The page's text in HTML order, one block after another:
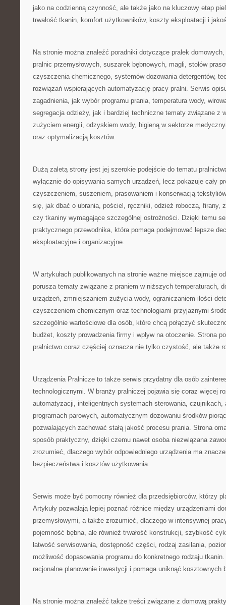
jako na codzienną czynność, ale także jako na kluczowy etap
trwałość tkanin, komfort użytkowników, koszty eksploatacji i
Na stronie można znaleźć poradniki dotyczące pralek domowych,
pralnic przemysłowych, suszarek bębnowych, magli, stołów
czyszczenia chemicznego, systemów dozowania detergentów,
rozwiązań wspierających automatyzację pracy pralni. Serwis
zagadnienia, jak wybór programu prania, temperatura wody,
segregacja odzieży, jak i bardziej techniczne tematy związane z
zużyciem energii, odzyskiem wody, higieną w sektorze
oraz optymalizacją kosztów.
Dużą zaletą strony jest jej szerokie podejście do tematu
wyłącznie do opisywania samych urządzeń, lecz pokazuje cały
czyszczeniem, suszeniem, prasowaniem i konserwacją
się, jak dbać o ubrania, pościel, ręczniki, odzież roboczą, firany,
czy tkaniny wymagające szczególnej ostrożności. Dzięki temu
praktycznego przewodnika, która pomaga podejmować lepsze
eksploatacyjne i organizacyjne.
W artykułach publikowanych na stronie ważne miejsce zajmuje
porusza tematy związane z praniem w niższych temperaturach,
urządzeń, zmniejszaniem zużycia wody, ograniczaniem ilości
czyszczeniem chemicznym oraz technologiami przyjaznymi
szczególnie wartościowe dla osób, które chcą połączyć
budżet, koszty prowadzenia firmy i wpływ na otoczenie. Strona
pralnictwo coraz częściej oznacza nie tylko czystość, ale także
Urządzenia Pralnicze to także serwis przydatny dla osób
technologicznymi. W branży pralniczej pojawia się coraz więcej
automatyzacji, inteligentnych systemach sterowania, czujnikach,
programach parowych, automatycznym dozowaniu środków
pozwalających zachować stałą jakość procesu prania. Strona
sposób praktyczny, dzięki czemu nawet osoba niezwiązana
zrozumieć, dlaczego wybór odpowiedniego urządzenia ma
bezpieczeństwa i kosztów użytkowania.
Serwis może być pomocny również dla przedsiębiorców, którzy
Artykuły pozwalają lepiej poznać różnice między urządzeniami
przemysłowymi, a także zrozumieć, dlaczego w intensywnej
pojemność bębna, ale również trwałość konstrukcji, szybkość
łatwość serwisowania, dostępność części, rodzaj zasilania,
możliwość dopasowania programu do konkretnego rodzaju tkanin.
racjonalne planowanie inwestycji i pomaga uniknąć kosztownych
Na stronie można znaleźć także treści związane z domową